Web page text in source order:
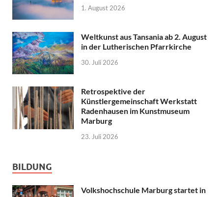
1. August 2026
Weltkunst aus Tansania ab 2. August
in der Lutherischen Pfarrkirche
30. Juli 2026
Retrospektive der
Künstlergemeinschaft Werkstatt
Radenhausen im Kunstmuseum
Marburg
23. Juli 2026
BILDUNG
Volkshochschule Marburg startet in